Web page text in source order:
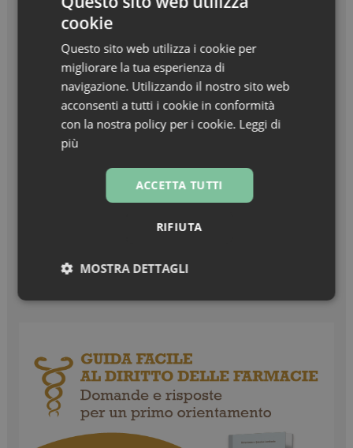
Intelligenza artificiale in farmacia: opportunità e
alle applicazioni più utili e sicure
Raffaele La Regina: “Coraggio, pazienza e
curiosità”
Beauty in Farma Awards – Linea Haircare
Zanzare & West Nile virus, prevenzione prima di
sempre pronti all’accoglienza
cookie
Questo sito web utilizza i cookie per
migliorare la tua esperienza di
navigazione. Utilizzando il nostro sito web
acconsenti a tutti i cookie in conformità
con la nostra policy per i cookie. Leggi di
più
ACCETTA TUTTI
RIFIUTA
MOSTRA DETTAGLI
Necessari Marketing
Non